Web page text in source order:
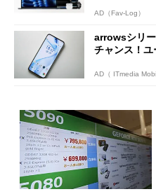
AD（Fav-Log）
arrowsシリ
チャンス！
AD（ ITmedia